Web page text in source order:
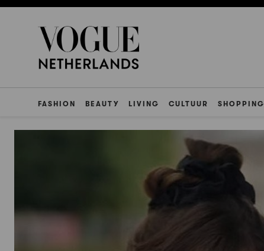
FASHION BEAUTY LIVING CULTUUR SHOPPING